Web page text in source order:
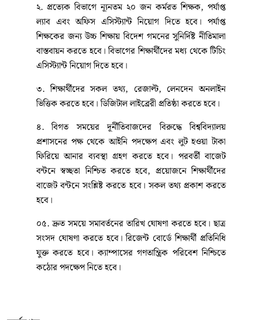
২. প্রত্যেক বিভাগে ন্যূনতম ২০ জন কর্মরত শিক্ষক, পর্যাপ্ত
ল্যাব এবং অফিস এসিস্ট্যান্ট নিয়োগ দিতে হবে। পর্যাপ্ত
শিক্ষকের জন্য উচ্চ শিক্ষায় বিদেশ গমনের সুনির্দিষ্ট নীতিমালা
বাস্তবায়ন করতে হবে। বিভাগের শিক্ষার্থীদের মধ্য থেকে টিচিং
এসিস্ট্যান্ট নিয়োগ দিতে হবে।
৩. শিক্ষার্থীদের সকল তথ্য, রেজাল্ট, লেনদেন অনলাইন
ভিত্তিক করতে হবে। ডিজিটাল লাইব্রেরী প্রতিষ্ঠা করতে হবে।
৪. বিগত সময়ের দূর্নীতিবাজদের বিরুদ্ধে বিশ্ববিদ্যালয়
প্রশাসনের পক্ষ থেকে আইনি পদক্ষেপ এবং লুট হওয়া টাকা
ফিরিয়ে আনার ব্যবস্থা গ্রহণ করতে হবে। পরবর্তী বাজেট
বন্টনে স্বচ্ছতা নিশ্চিত করতে হবে, প্রয়োজনে শিক্ষার্থীদের
বাজেট বন্টনে সংশ্লিষ্ট করতে হবে। সকল তথ্য প্রকাশ করতে
হবে।
০৫. দ্রুত সময়ে সমাবর্তনের তারিখ ঘোষণা করতে হবে। ছাত্র
সংসদ ঘোষণা করতে হবে। রিজেন্ট বোর্ডে শিক্ষার্থী প্রতিনিধি
যুক্ত করতে হবে। ক্যাম্পাসের গণতান্ত্রিক পরিবেশ নিশ্চিতে
কঠোর পদক্ষেপ নিতে হবে।